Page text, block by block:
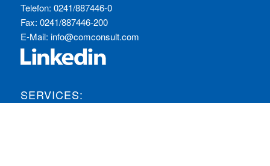
Telefon: 0241/887446-0
Fax: 0241/887446-200
E-Mail: info@comconsult.com
SERVICES: